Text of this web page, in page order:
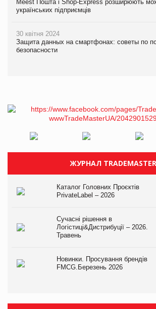
Meest Пошта і Shop-Express розширюють
українських підприємців
30 квітня 2024
Защита данных на смартфонах: советы по
безопасности
ЖУРНАЛ TRADEMASTER
Каталог Головних Проєктів
PrivateLabel – 2026
Сучасні рішення в
Логістиці&Дистрибуції – 2026.
Травень
Новинки. Просування брендів
FMCG.Березень 2026